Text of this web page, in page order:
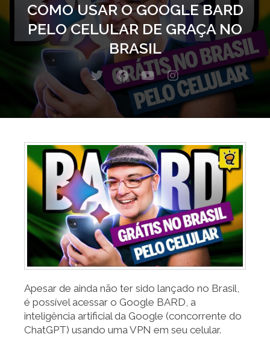
COMO USAR O GOOGLE BARD
PELO CELULAR DE GRAÇA NO
BRASIL
T
w
r
F
a
e
o
k
Y
o
u
t
e
I
n
s
r
a
m
Apesar de ainda não ter sido lançado no Brasil,
é possível acessar o Google BARD, a
inteligência artificial da Google (concorrente do
ChatGPT) usando uma VPN em seu celular.